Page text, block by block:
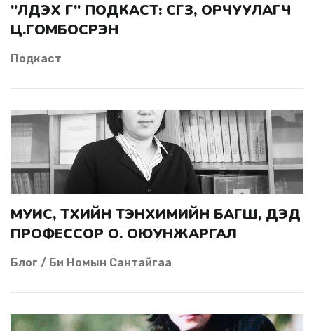
"ҮЛДЭХ ҮГ" ПОДКАСТ: СГЗ, ОРЧУУЛАГЧ
Ц.ГОМБОСҮРЭН
Подкаст
МУИС, ТҮҮХИЙН ТЭНХИМИЙН БАГШ, ДЭД
ПРОФЕССОР О. ОЮУНЖАРГАЛ
Блог / Би Номын Сантайгаа